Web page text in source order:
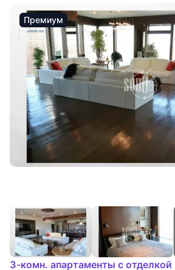
Премиум
3-комн. апартаменты с отделкой